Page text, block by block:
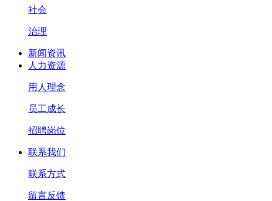
社会
治理
新闻资讯
人力资源
用人理念
员工成长
招聘岗位
联系我们
联系方式
留言反馈